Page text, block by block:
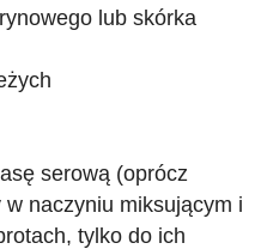
lub skórka
serową (oprócz
naczyniu miksującym i
tylko do ich